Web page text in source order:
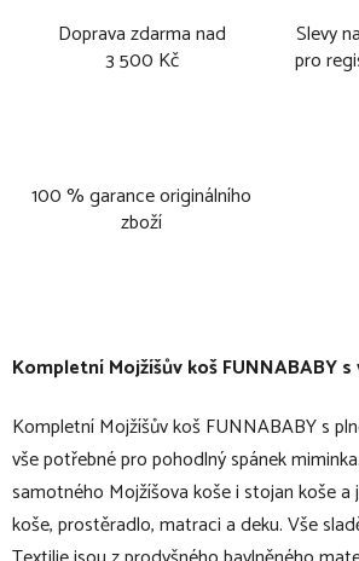
Doprava zdarma nad
3 500 Kč
Slevy
pro
100 % garance originálního
zboží
Kompletní Mojžíšův koš FUNNABABY
Kompletní Mojžíšův koš FUNNABABY s
vše potřebné pro pohodlný spánek
samotného Mojžíšova koše i stojan koše a
koše, prostěradlo, matraci a deku. Vše